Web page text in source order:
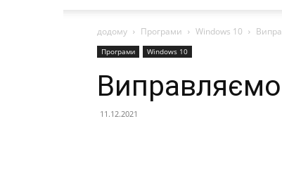
додому Програми Windows 10
Програми Windows 10
11.12.2021